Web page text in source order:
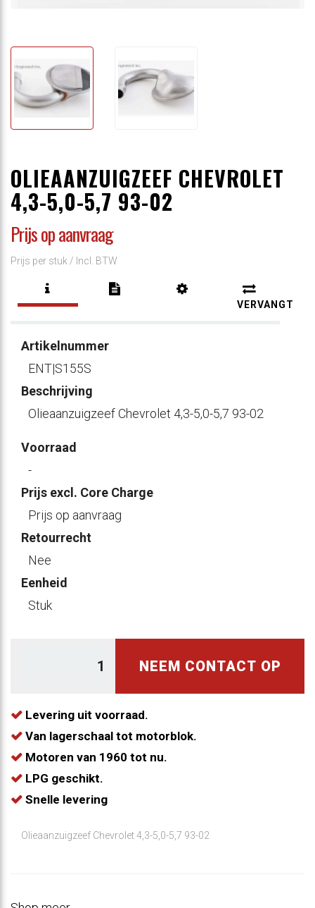
OLIEAANZUIGZEEF CHEVROLET
4,3-5,0-5,7 93-02
Prijs op aanvraag
Prijs per stuk / Incl. BTW
VERVANGT
Artikelnummer
ENT|S155S
Beschrijving
Olieaanzuigzeef Chevrolet 4,3-5,0-5,7 93-02
Voorraad
-
Prijs excl. Core Charge
Prijs op aanvraag
Retourrecht
Nee
Eenheid
Stuk
NEEM CONTACT OP
Levering uit voorraad.
Van lagerschaal tot motorblok.
Motoren van 1960 tot nu.
LPG geschikt.
Snelle levering
Olieaanzuigzeef Chevrolet 4,3-5,0-5,7 93-02